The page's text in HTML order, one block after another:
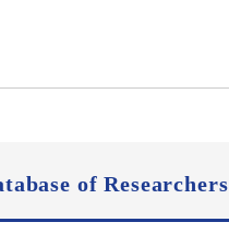
of Researchers